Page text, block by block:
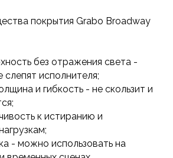
покрытия Grabo Broadway
без отражения света -
исполнителя;
и гибкость - не скользит и
к истиранию и
- можно использовать на